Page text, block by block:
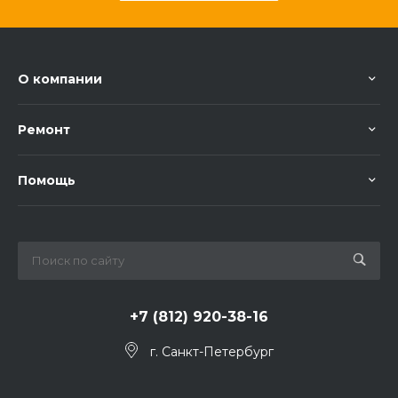
О компании
Ремонт
Помощь
+7 (812) 920-38-16
г. Санкт-Петербург